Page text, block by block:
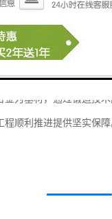
金为基材，通过锻造技
顺利推进提供坚实保障